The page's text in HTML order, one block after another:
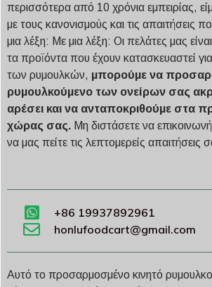
περισσότερα από 10 χρόνια εμπειρίας,
με τους κανονισμούς και τις
μια λέξη: Με μια λέξη: Οι πελάτες μας
τα προϊόντα που έχουν κατασκευαστεί
των ρυμουλκών, μπορούμε να
ρυμουλκούμενο των ονείρων σας
αρέσει και να ανταποκριθούμε στα
χώρας σας. Μη διστάσετε να
να μας πείτε τις λεπτομερείς απαιτήσεις
+86 19937892961
honlufoodcart@gmail.com
Αυτό το προσαρμοσμένο κινητό